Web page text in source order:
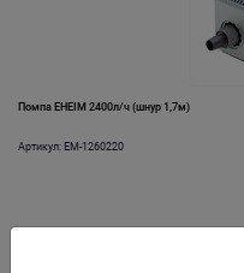
Помпа EHEIM 2400л/ч (шнур 1,7м)
Артикул: EM-1260220